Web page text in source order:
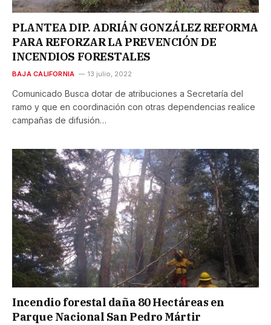
PLANTEA DIP. ADRIÁN GONZÁLEZ REFORMA
PARA REFORZAR LA PREVENCIÓN DE
INCENDIOS FORESTALES
BAJA CALIFORNIA 13 julio, 2022
Comunicado Busca dotar de atribuciones a Secretaría del
ramo y que en coordinación con otras dependencias realice
campañas de difusión…
Incendio forestal daña 80 Hectáreas en
Parque Nacional San Pedro Mártir